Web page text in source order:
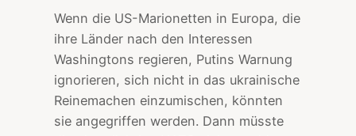
Wenn die US-Marionetten in Europa, die
ihre Länder nach den Interessen
Washingtons regieren, Putins Warnung
ignorieren, sich nicht in das ukrainische
Reinemachen einzumischen, könnten
sie angegriffen werden. Dann müsste